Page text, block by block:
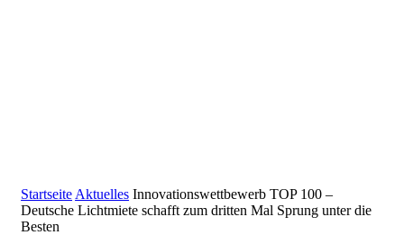
Startseite Aktuelles Innovationswettbewerb TOP 100 –
Deutsche Lichtmiete schafft zum dritten Mal Sprung unter die
Besten